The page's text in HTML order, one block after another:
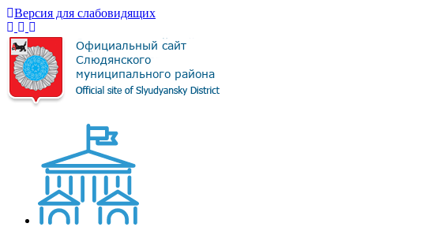
Версия для слабовидящих